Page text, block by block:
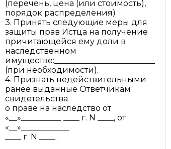
(перечень, цена (или стоимость),
порядок распределения)
3. Принять следующие меры для
защиты прав Истца на получение
причитающейся ему доли в
наследственном
имуществе:_________________________
(при необходимости).
4. Признать недействительными
ранее выданные Ответчикам
свидетельства
о праве на наследство от
«__»__________ ____ г. N ____, от
«__»____________
____ г. N ____.